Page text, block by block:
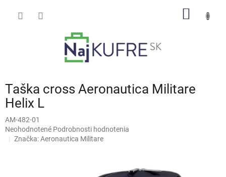
Taška cross Aeronautica Militare
Helix L
AM-482-01
Priemerné
hodnotenie
Neohodnotené Podrobnosti hodnotenia
Značka:Aeronautica Militare